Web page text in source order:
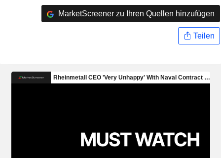
MarketScreener zu Ihren Quellen hinzufügen
Teilen